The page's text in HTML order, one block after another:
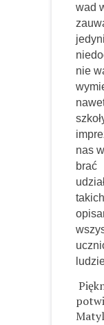
wad
nie
nas
brać